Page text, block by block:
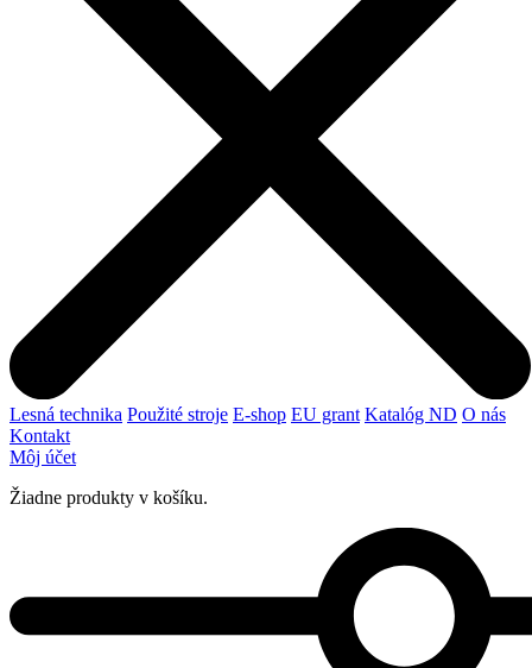
Lesná technika Použité stroje E-shop EU grant Katalóg ND O nás
Kontakt
Môj účet
Žiadne produkty v košíku.